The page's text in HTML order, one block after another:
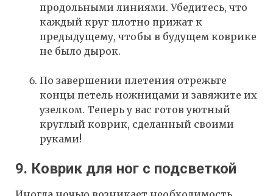
продольными линиями. Убедитесь, что
каждый круг плотно прижат к
предыдущему, чтобы в будущем коврике
не было дырок.
По завершении плетения отрежьте
концы петель ножницами и завяжите их
узелком. Теперь у вас готов уютный
круглый коврик, сделанный своими
руками!
9. Коврик для ног с подсветкой